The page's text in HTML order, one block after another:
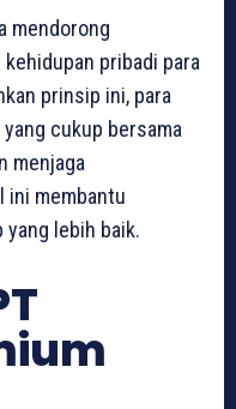
mendorong
pribadi para
prinsip ini, para
cukup bersama
menjaga
ini membantu
lebih baik.